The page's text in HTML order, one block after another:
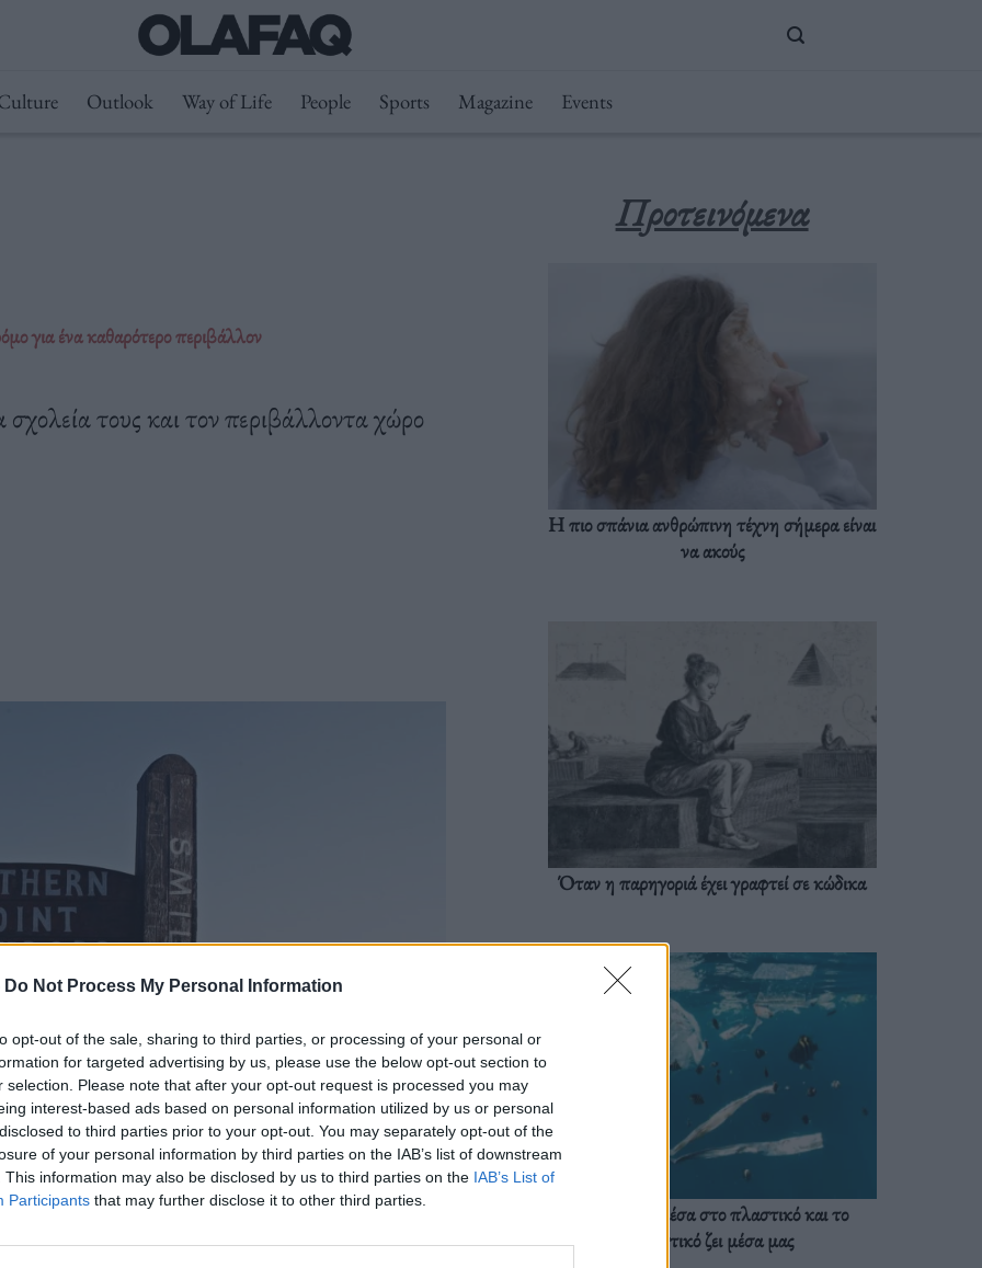
Do Not Process My Personal Information
opt-out of the sale, sharing to third parties, or processing of your personal or
for targeted advertising by us, please use the below opt-out section to
selection. Please note that after your opt-out request is processed you may
interest-based ads based on personal information utilized by us or personal
to third parties prior to your opt-out. You may separately opt-out of the
of your personal information by third parties on the IAB’s list of downstream
This information may also be disclosed by us to third parties on the IAB’s List of
Participants that may further disclose it to other third parties.
Outlook Way of Life People Sports Magazine Events
για ένα καθαρότερο περιβάλλον
τους και τον περιβάλλοντα χώρο
Προτεινόμενα
Η πιο σπάνια ανθρώπινη τέχνη σήμερα είναι
να ακούς
Όταν η παρηγοριά έχει γραφτεί σε κώδικα
Ζούμε ήδη μέσα στο πλαστικό και το
πλαστικό ζει μέσα μας